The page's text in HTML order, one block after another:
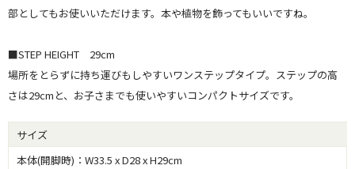
部としてもお使いいただけます。本や植物を飾ってもいいですね。
■STEP HEIGHT 29cm
場所をとらずに持ち運びもしやすいワンステップタイプ。ステップの高
さは29cmと、お子さまでも使いやすいコンパクトサイズです。
サイズ
本体(開脚時)：W33.5 x D28 x H29cm